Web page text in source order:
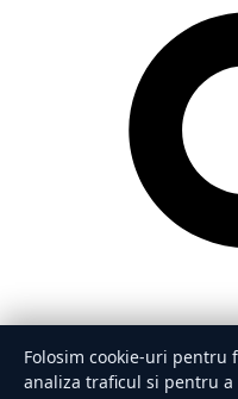
Folosim cookie-uri
analiza traficul si pentru